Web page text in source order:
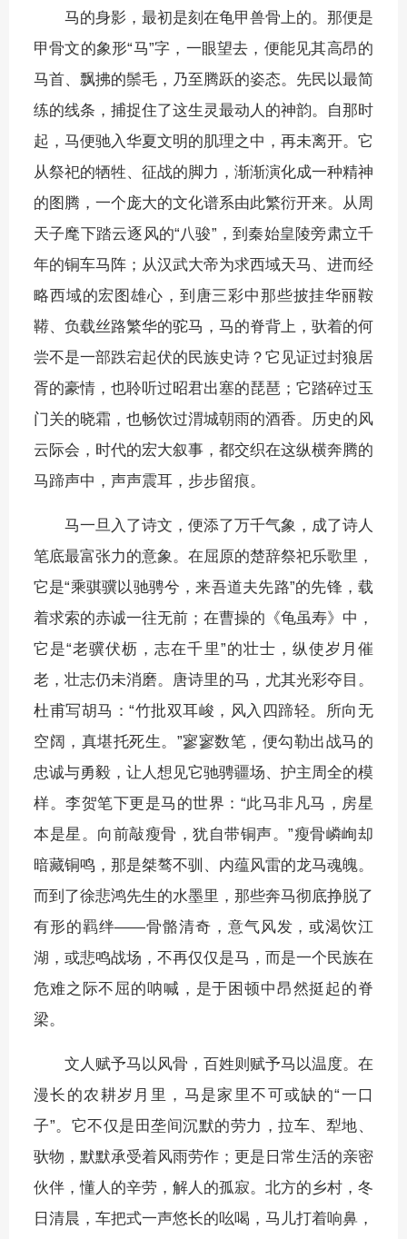
马的身影，最初是刻在龟甲兽骨上的。那便是
甲骨文的象形“马”字，一眼望去，便能见其高昂的
马首、飘拂的鬃毛，乃至腾跃的姿态。先民以最简
练的线条，捕捉住了这生灵最动人的神韵。自那时
起，马便驰入华夏文明的肌理之中，再未离开。它
从祭祀的牺牲、征战的脚力，渐渐演化成一种精神
的图腾，一个庞大的文化谱系由此繁衍开来。从周
天子麾下踏云逐风的“八骏”，到秦始皇陵旁肃立千
年的铜车马阵；从汉武大帝为求西域天马、进而经
略西域的宏图雄心，到唐三彩中那些披挂华丽鞍
鞯、负载丝路繁华的驼马，马的脊背上，驮着的何
尝不是一部跌宕起伏的民族史诗？它见证过封狼居
胥的豪情，也聆听过昭君出塞的琵琶；它踏碎过玉
门关的晓霜，也畅饮过渭城朝雨的酒香。历史的风
云际会，时代的宏大叙事，都交织在这纵横奔腾的
马蹄声中，声声震耳，步步留痕。
马一旦入了诗文，便添了万千气象，成了诗人
笔底最富张力的意象。在屈原的楚辞祭祀乐歌里，
它是“乘骐骥以驰骋兮，来吾道夫先路”的先锋，载
着求索的赤诚一往无前；在曹操的《龟虽寿》中，
它是“老骥伏枥，志在千里”的壮士，纵使岁月催
老，壮志仍未消磨。唐诗里的马，尤其光彩夺目。
杜甫写胡马：“竹批双耳峻，风入四蹄轻。所向无
空阔，真堪托死生。”寥寥数笔，便勾勒出战马的
忠诚与勇毅，让人想见它驰骋疆场、护主周全的模
样。李贺笔下更是马的世界：“此马非凡马，房星
本是星。向前敲瘦骨，犹自带铜声。”瘦骨嶙峋却
暗藏铜鸣，那是桀骜不驯、内蕴风雷的龙马魂魄。
而到了徐悲鸿先生的水墨里，那些奔马彻底挣脱了
有形的羁绊——骨骼清奇，意气风发，或渴饮江
湖，或悲鸣战场，不再仅仅是马，而是一个民族在
危难之际不屈的呐喊，是于困顿中昂然挺起的脊
梁。
文人赋予马以风骨，百姓则赋予马以温度。在
漫长的农耕岁月里，马是家里不可或缺的“一口
子”。它不仅是田垄间沉默的劳力，拉车、犁地、
驮物，默默承受着风雨劳作；更是日常生活的亲密
伙伴，懂人的辛劳，解人的孤寂。北方的乡村，冬
日清晨，车把式一声悠长的吆喝，马儿打着响鼻，